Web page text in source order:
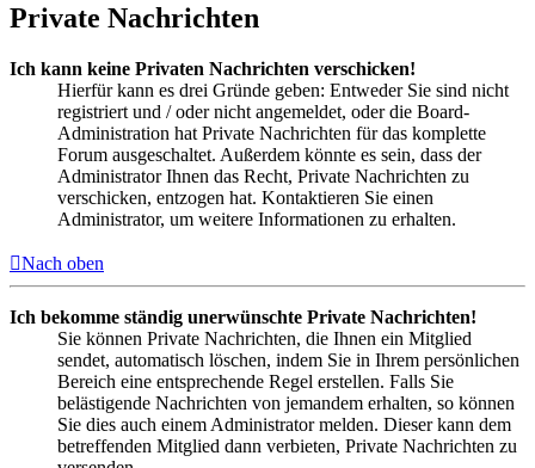
Private Nachrichten
Ich kann keine Privaten Nachrichten verschicken!
Hierfür kann es drei Gründe geben: Entweder Sie sind nicht
registriert und / oder nicht angemeldet, oder die Board-
Administration hat Private Nachrichten für das komplette
Forum ausgeschaltet. Außerdem könnte es sein, dass der
Administrator Ihnen das Recht, Private Nachrichten zu
verschicken, entzogen hat. Kontaktieren Sie einen
Administrator, um weitere Informationen zu erhalten.
Nach oben
Ich bekomme ständig unerwünschte Private Nachrichten!
Sie können Private Nachrichten, die Ihnen ein Mitglied
sendet, automatisch löschen, indem Sie in Ihrem persönlichen
Bereich eine entsprechende Regel erstellen. Falls Sie
belästigende Nachrichten von jemandem erhalten, so können
Sie dies auch einem Administrator melden. Dieser kann dem
betreffenden Mitglied dann verbieten, Private Nachrichten zu